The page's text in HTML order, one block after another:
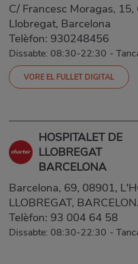
C/ Francesc Moragas,
Llobregat, Barcelona
Telèfon: 930248456
Dissabte: 08:30-22:30 -
VORE EL FULLET DIGITAL
HOSPITALET DE
LLOBREGAT
BARCELONA
Barcelona, 69, 08901,
LLOBREGAT,
Telèfon: 93 004 64 58
Dissabte: 08:30-22:30 -